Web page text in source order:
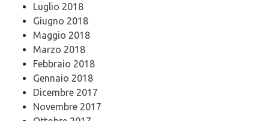
Luglio 2018
Giugno 2018
Maggio 2018
Marzo 2018
Febbraio 2018
Gennaio 2018
Dicembre 2017
Novembre 2017